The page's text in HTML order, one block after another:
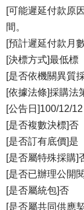
[可能遲延付款原
間。
[預計遲延付款月
[決標方式]最低標
[是否依機關異質
[依據法條]採購法
[公告日]100/12/12
[是否複數決標]否
[是否訂有底價]是
[是否屬特殊採購]
[是否已辦理公開
[是否屬統包]否
[是否屬共同供應